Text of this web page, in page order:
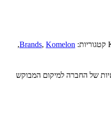
קטגוריות: Brands, Komelon
,
של החברה למיקום המבוקש